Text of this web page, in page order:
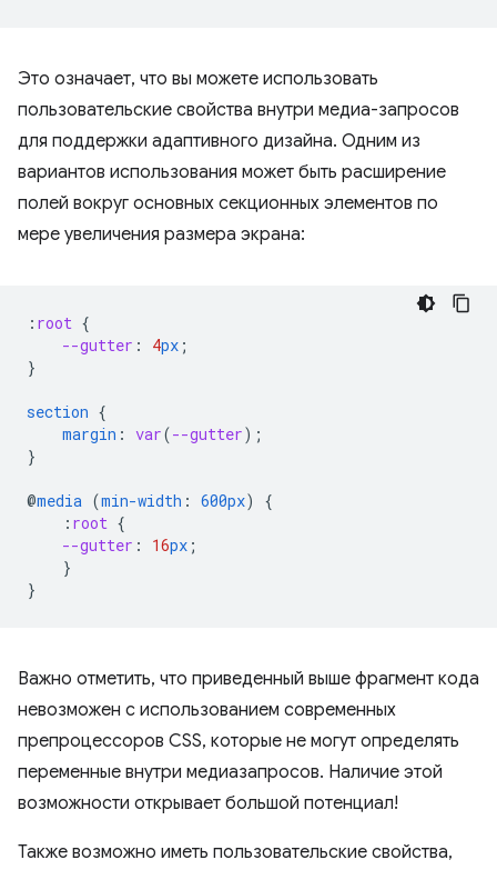
Это означает, что вы можете использовать
пользовательские свойства внутри медиа-запросов
для поддержки адаптивного дизайна. Одним из
вариантов использования может быть расширение
полей вокруг основных секционных элементов по
мере увеличения размера экрана:
: root {
--gutter : 4px ;
}
section {
margin : var(--gutter);
}
@media (min-width : 600px)
{
: root {
--gutter : 16px ;
}
}
Важно отметить, что приведенный выше фрагмент кода
невозможен с использованием современных
препроцессоров CSS, которые не могут определять
переменные внутри медиазапросов. Наличие этой
возможности открывает большой потенциал!
Также возможно иметь пользовательские свойства,